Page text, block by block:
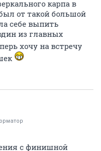
карпа в
от такой большой
себе выпить
из главных
хочу на встречу
с финишной